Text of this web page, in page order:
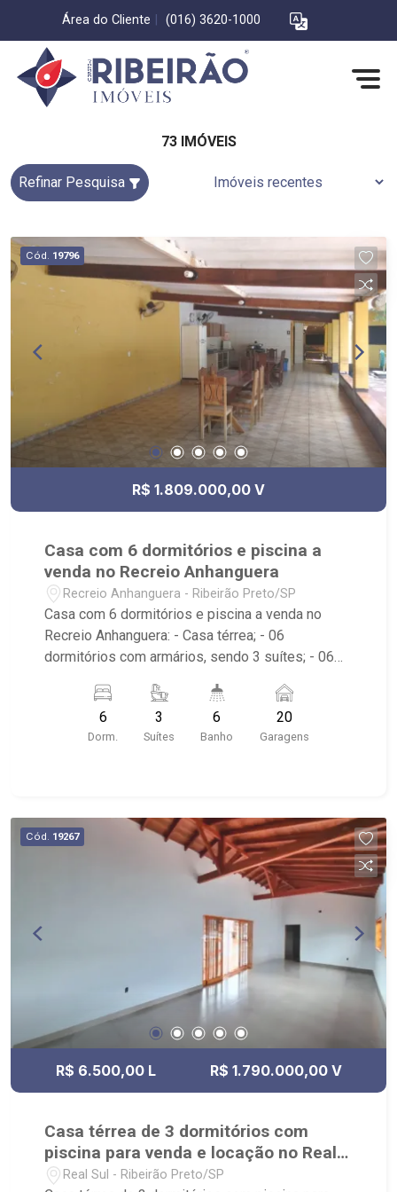
Área do Cliente (016) 3620-1000
73 IMÓVEIS
Refinar Pesquisa
Cód. 19796
R$ 1.809.000,00 V
Casa com 6 dormitórios e piscina a
venda no Recreio Anhanguera
Recreio Anhanguera - Ribeirão Preto/SP
Casa com 6 dormitórios e piscina a venda no
Recreio Anhanguera: - Casa térrea; - 06
dormitórios com armários, sendo 3 suítes; - 06
americana planejada; - Área de serviço; - Quintal
gramado; - Varanda; - Piscina; - Localizado
próximo ao Supermercado Mialich, Rodovia
6
Dorm.
3
Suítes
6
Banho
20
Garagens
Cód. 19267
R$ 6.500,00 L R$ 1.790.000,00 V
Casa térrea de 3 dormitórios com
piscina para venda e locação no Real
SulReal Sul - Ribeirão Preto/SP